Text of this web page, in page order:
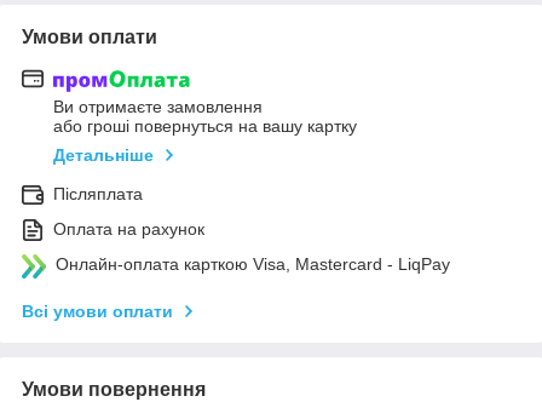
Умови оплати
Ви отримаєте замовлення
або гроші повернуться на вашу картку
Детальніше
Післяплата
Оплата на рахунок
Онлайн-оплата карткою Visa, Mastercard - LiqPay
Всі умови оплати
Умови повернення